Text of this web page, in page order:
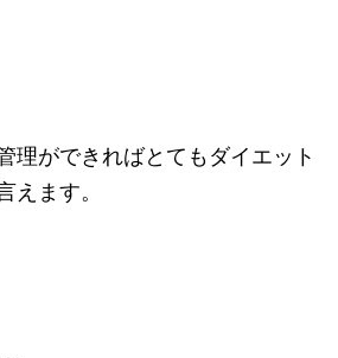
理ができればとてもダイエット
えます。